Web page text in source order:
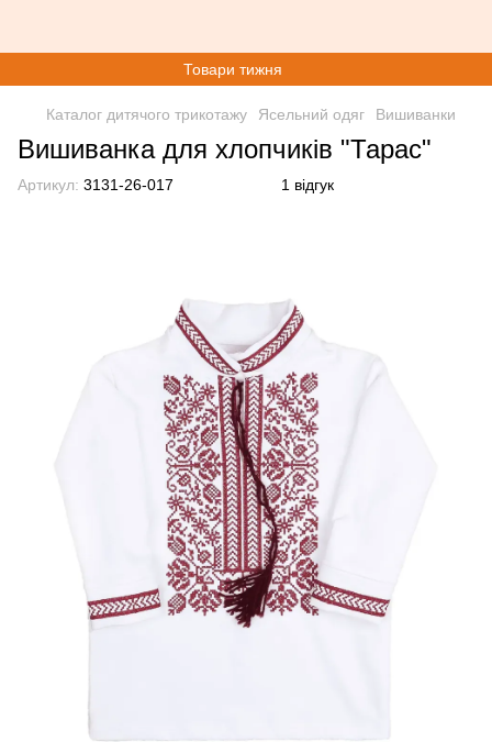
Товари тижня
Каталог дитячого трикотажу Ясельний одяг Вишиванки
Вишиванка для хлопчиків "Тарас"
Артикул: 3131-26-017 1 відгук